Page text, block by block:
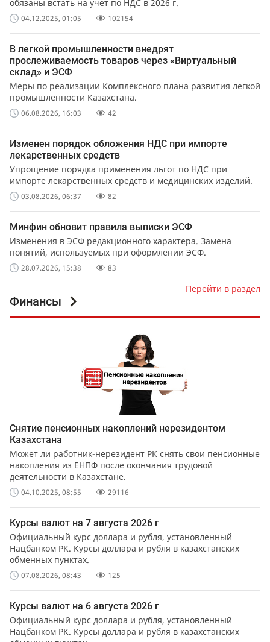
обязаны встать на учет по НДС в 2026 г.
04.12.2025, 01:05 102154
В легкой промышленности внедрят
прослеживаемость товаров через «Виртуальный
склад» и ЭСФ
Меры по реализации Комплексного плана развития легкой
промышленности Казахстана.
06.08.2026, 16:03 42
Изменен порядок обложения НДС при импорте
лекарственных средств
Упрощение порядка применения льгот по НДС при
импорте лекарственных средств и медицинских изделий.
03.08.2026, 06:37 82
Минфин обновит правила выписки ЭСФ
Изменения в ЭСФ редакционного характера. Замена
понятий, используемых при оформлении ЭСФ.
28.07.2026, 15:38 83
Перейти в раздел
Финансы
Снятие пенсионных накоплений нерезидентом
Казахстана
Может ли работник-нерезидент РК снять свои пенсионные
накопления из ЕНПФ после окончания трудовой
деятельности в Казахстане.
04.10.2025, 08:55 29116
Курсы валют на 7 августа 2026 г
Официальный курс доллара и рубля, установленный
Нацбанком РК. Курсы доллара и рубля в казахстанских
обменных пунктах.
07.08.2026, 08:43 125
Курсы валют на 6 августа 2026 г
Официальный курс доллара и рубля, установленный
Нацбанком РК. Курсы доллара и рубля в казахстанских